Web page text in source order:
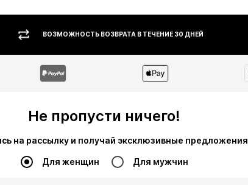
ВОЗМОЖНОСТЬ ВОЗВРАТА В ТЕЧЕНИЕ 30 ДНЕЙ
Не пропусти ничего!
на рассылку и получай эксклюзивные предложения
Для женщин Для мужчин